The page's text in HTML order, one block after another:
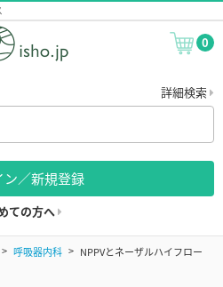
0
詳細検索
ン／新規登録
ての方へ
呼吸器内科 NPPVとネーザルハイフロー